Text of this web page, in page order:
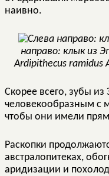
наивно.
направо: клык из
Ardipithecus ramidus
Скорее всего, зубы
человекообразным с
чтобы они имели
Раскопки
австралопитеках,
аридизации и